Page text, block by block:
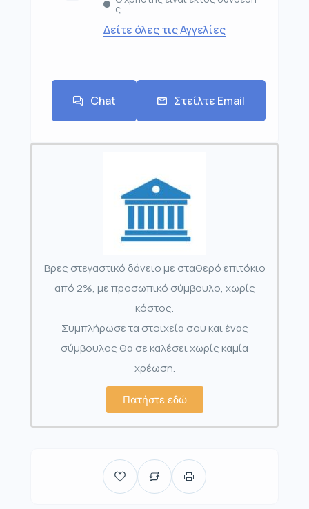
ς
Δείτε όλες τις Αγγελίες
Chat Στείλτε Email
Βρες στεγαστικό δάνειο με σταθερό επιτόκιο
από 2%, με προσωπικό σύμβουλο, χωρίς
κόστος.
Συμπλήρωσε τα στοιχεία σου και ένας
σύμβουλος θα σε καλέσει χωρίς καμία
χρέωση.
Πατήστε εδώ